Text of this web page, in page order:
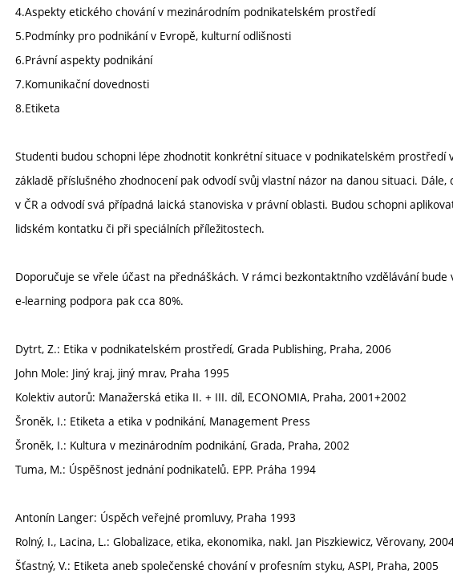
4.Aspekty etického chování v mezinárodním podnikatelském prostředí
5.Podmínky pro podnikání v Evropě, kulturní odlišnosti
6.Právní aspekty podnikání
7.Komunikační dovednosti
8.Etiketa
Studenti budou schopni lépe zhodnotit konkrétní situace v podnikatelském prostředí
základě příslušného zhodnocení pak odvodí svůj vlastní názor na danou situaci.
v ČR a odvodí svá případná laická stanoviska v právní oblasti. Budou schopni
lidském kontatku či při speciálních příležitostech.
Doporučuje se vřele účast na přednáškách. V rámci bezkontaktního vzdělávání
e-learning podpora pak cca 80%.
Dytrt, Z.: Etika v podnikatelském prostředí, Grada Publishing, Praha, 2006
John Mole: Jiný kraj, jiný mrav, Praha 1995
Kolektiv autorů: Manažerská etika II. + III. díl, ECONOMIA, Praha, 2001+2002
Šroněk, I.: Etiketa a etika v podnikání, Management Press
Šroněk, I.: Kultura v mezinárodním podnikání, Grada, Praha, 2002
Tuma, M.: Úspěšnost jednání podnikatelů. EPP. Práha 1994
Antonín Langer: Úspěch veřejné promluvy, Praha 1993
Rolný, I., Lacina, L.: Globalizace, etika, ekonomika, nakl. Jan Piszkiewicz, Věrovany,
Šťastný, V.: Etiketa aneb společenské chování v profesním styku, ASPI, Praha, 2005